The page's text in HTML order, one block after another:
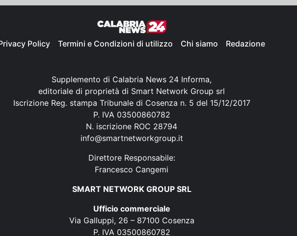
Policy Termini e Condizioni di utilizzo Chi siamo Redazione
Supplemento di Calabria News 24 Informa,
editoriale di proprietà di Smart Network Group srl
Iscrizione Reg. stampa Tribunale di Cosenza n. 5 del 15/12/2017
P. IVA 03500860782
N. iscrizione ROC 28794
info@smartnetworkgroup.it
Direttore Responsabile:
Francesco Cangemi
SMART NETWORK GROUP SRL
Ufficio commerciale
Via Galluppi, 26 – 87100 Cosenza
P. IVA 03500860782